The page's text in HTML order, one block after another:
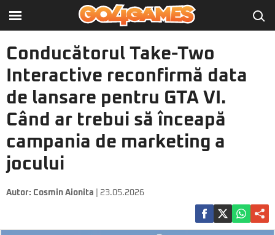
Conducătorul Take-Two
Interactive reconfirmă data
de lansare pentru GTA VI.
Când ar trebui să înceapă
campania de marketing a
jocului
Autor: Cosmin Aionita | 23.05.2026